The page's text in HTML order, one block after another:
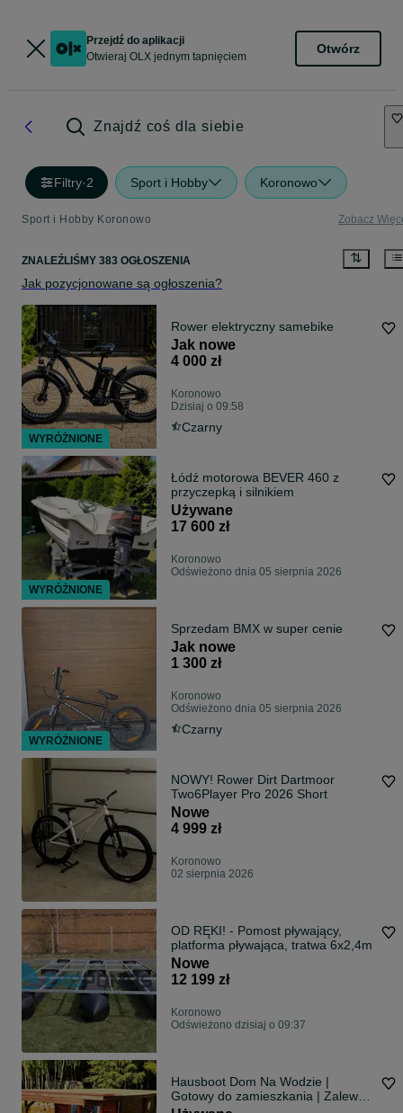
Przejdź do aplikacji
Otwieraj OLX jednym tapnięciem
Otwórz
Znajdź coś dla siebie
Filtry·2 Sport i Hobby Koronowo
Sport i Hobby Koronowo Zobacz
ZNALEŹLIŚMY 383 OGŁOSZENIA
Jak pozycjonowane są ogłoszenia?
Rower elektryczny samebike
Jak nowe
4 000 zł
Koronowo
Dzisiaj o 09:58
Czarny
Łódź motorowa BEVER 460 z
przyczepką i silnikiem
Używane
17 600 zł
Koronowo
Odświeżono dnia 05 sierpnia 2026
Sprzedam BMX w super cenie
Jak nowe
1 300 zł
Koronowo
Odświeżono dnia 05 sierpnia 2026
Czarny
NOWY! Rower Dirt Dartmoor
Two6Player Pro 2026 Short
Nowe
4 999 zł
Koronowo
02 sierpnia 2026
OD RĘKI! - Pomost pływający,
platforma pływająca, tratwa 6x2,4m
Nowe
12 199 zł
Koronowo
Odświeżono dzisiaj o 09:37
Hausboot Dom Na Wodzie |
Gotowy do zamieszkania | Zalew
WYRÓŻNIONE
WYRÓŻNIONE
WYRÓŻNIONE